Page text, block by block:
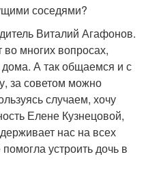
соседями?
Виталий Агафонов.
во многих вопросах,
дома. А так общаемся и с
за советом можно
случаем, хочу
Елене Кузнецовой,
нас на всех
устроить дочь в